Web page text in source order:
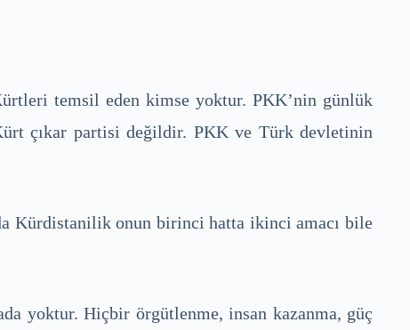
temsil eden kimse yoktur. PKK’nin günlük
çıkar partisi değildir. PKK ve Türk devletinin
Kürdistanilik onun birinci hatta ikinci amacı bile
yoktur. Hiçbir örgütlenme, insan kazanma, güç